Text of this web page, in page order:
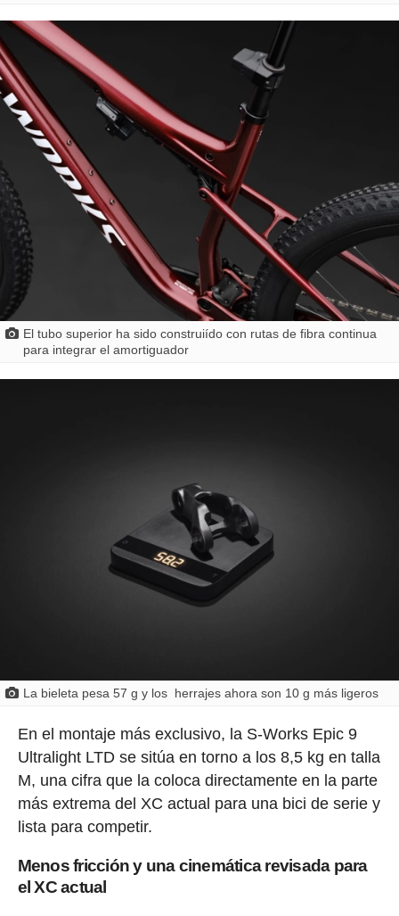
El tubo superior ha sido construiído con rutas de fibra continua
para integrar el amortiguador
La bieleta pesa 57 g y los herrajes ahora son 10 g más ligeros
En el montaje más exclusivo, la S-Works Epic 9
Ultralight LTD se sitúa en torno a los 8,5 kg en talla
M, una cifra que la coloca directamente en la parte
más extrema del XC actual para una bici de serie y
lista para competir.
Menos fricción y una cinemática revisada para
el XC actual